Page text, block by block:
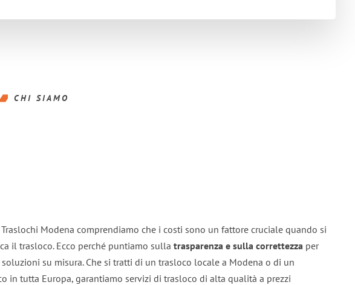
CHI SIAMO
Modena comprendiamo che i costi sono un fattore cruciale quando si
il trasloco. Ecco perché puntiamo sulla trasparenza e sulla correttezza per
su misura. Che si tratti di un trasloco locale a Modena o di un
in tutta Europa, garantiamo servizi di trasloco di alta qualità a prezzi